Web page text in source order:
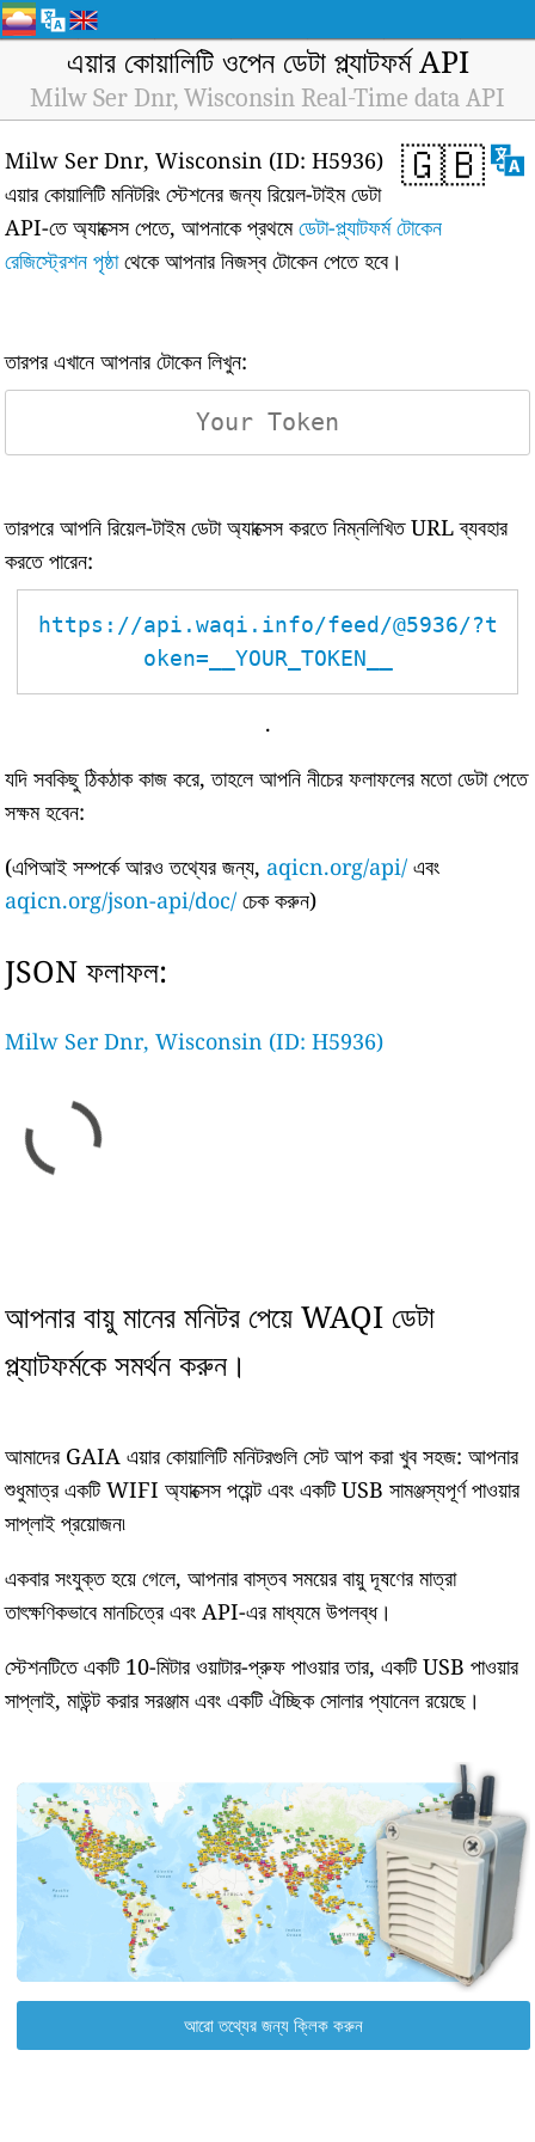
এয়ার কোয়ালিটি ওপেন ডেটা প্ল্যাটফর্ম API
Milw Ser Dnr, Wisconsin Real-Time data API
🇬🇧
Milw Ser Dnr, Wisconsin (ID: H5936)
এয়ার কোয়ালিটি মনিটরিং স্টেশনের জন্য রিয়েল-টাইম ডেটা
API-তে অ্যাক্সেস পেতে, আপনাকে প্রথমেডেটা-প্ল্যাটফর্ম টোকেন
রেজিস্ট্রেশন পৃষ্ঠাথেকে আপনার নিজস্ব টোকেন পেতে হবে।
তারপর এখানে আপনার টোকেন লিখুন:
তারপরে আপনি রিয়েল-টাইম ডেটা অ্যাক্সেস করতে নিম্নলিখিত URL ব্যবহার
করতে পারেন:
https://api.waqi.info/feed/@5936/?t
oken=__YOUR_TOKEN__
.
যদি সবকিছু ঠিকঠাক কাজ করে, তাহলে আপনি নীচের ফলাফলের মতো ডেটা পেতে
সক্ষম হবেন:
(এপিআই সম্পর্কে আরও তথ্যের জন্য, aqicn.org/api/ এবং
aqicn.org/json-api/doc/ চেক করুন)
JSON ফলাফল:
Milw Ser Dnr, Wisconsin (ID: H5936)
আপনার বায়ু মানের মনিটর পেয়ে WAQI ডেটা
প্ল্যাটফর্মকে সমর্থন করুন।
আমাদের GAIA এয়ার কোয়ালিটি মনিটরগুলি সেট আপ করা খুব সহজ: আপনার
শুধুমাত্র একটি WIFI অ্যাক্সেস পয়েন্ট এবং একটি USB সামঞ্জস্যপূর্ণ পাওয়ার
সাপ্লাই প্রয়োজন৷
একবার সংযুক্ত হয়ে গেলে, আপনার বাস্তব সময়ের বায়ু দূষণের মাত্রা
তাৎক্ষণিকভাবে মানচিত্রে এবং API-এর মাধ্যমে উপলব্ধ।
স্টেশনটিতে একটি 10-মিটার ওয়াটার-প্রুফ পাওয়ার তার, একটি USB পাওয়ার
সাপ্লাই, মাউন্ট করার সরঞ্জাম এবং একটি ঐচ্ছিক সোলার প্যানেল রয়েছে।
আরো তথ্যের জন্য ক্লিক করুন